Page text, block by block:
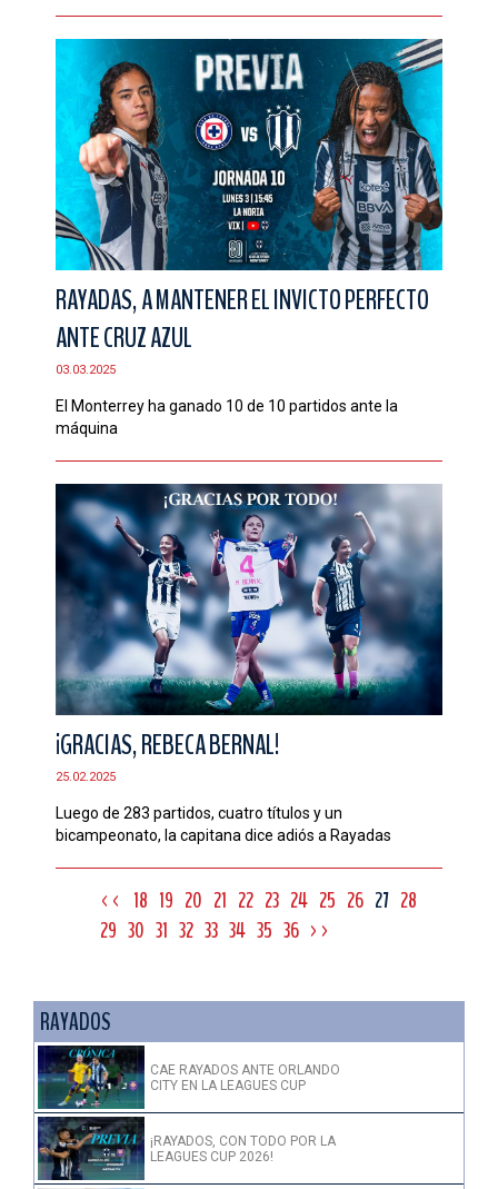
RAYADAS, A MANTENER EL INVICTO PERFECTO
ANTE CRUZ AZUL
03.03.2025
El Monterrey ha ganado 10 de 10 partidos ante la
máquina
¡GRACIAS, REBECA BERNAL!
25.02.2025
Luego de 283 partidos, cuatro títulos y un
bicampeonato, la capitana dice adiós a Rayadas
<< 18 19 20 21 22 23 24 25 26 27 28
29 30 31 32 33 34 35 36 >>
RAYADOS
CAE RAYADOS ANTE ORLANDO
CITY EN LA LEAGUES CUP
¡RAYADOS, CON TODO POR LA
LEAGUES CUP 2026!